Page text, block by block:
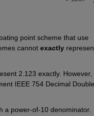
point scheme that use
cannot exactly
2.123 exactly. However,
IEEE 754 Decimal Double
a power-of-10 denominator.